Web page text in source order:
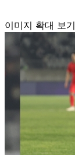
이미지 확대 보기